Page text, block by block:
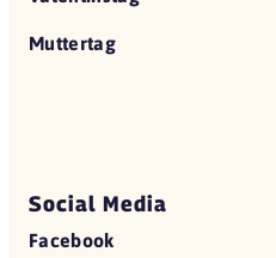
Muttertag
Social Media
Facebook